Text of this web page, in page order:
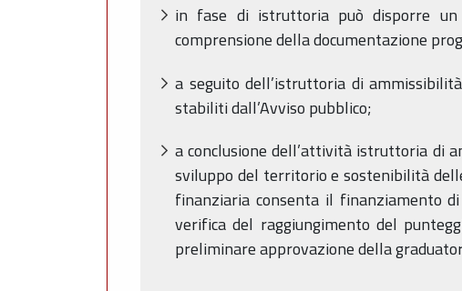
in fase di istruttoria può disporre un
comprensione della documentazione
a seguito dell’istruttoria di
stabiliti dall’Avviso pubblico;
a conclusione dell’attività istruttoria di
sviluppo del territorio e sostenibilità
finanziaria consenta il finanziamento
verifica del raggiungimento del
preliminare approvazione della